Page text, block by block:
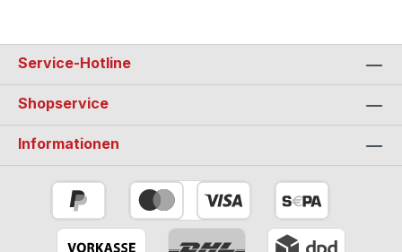
Service-Hotline
Shopservice
Informationen